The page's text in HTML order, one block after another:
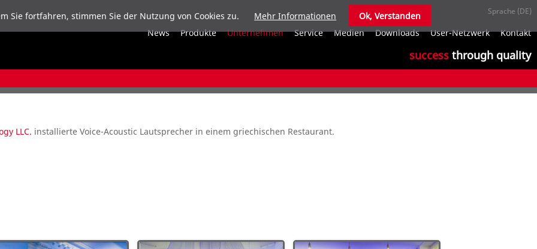
News Produkte Unternehmen Service Medien Downloads User-Netzwerk Kontakt
success through quality
LLC. installierte Voice-Acoustic Lautsprecher in einem griechischen Restaurant.
Sie fortfahren, stimmen Sie der Nutzung von Cookies zu. Mehr Informationen Ok, Verstanden